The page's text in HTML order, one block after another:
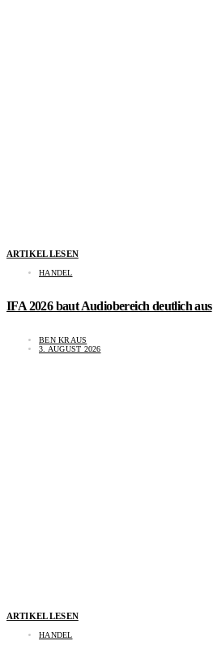
ARTIKEL LESEN
HANDEL
IFA 2026 baut Audiobereich deutlich aus
BEN KRAUS
3. AUGUST 2026
ARTIKEL LESEN
HANDEL